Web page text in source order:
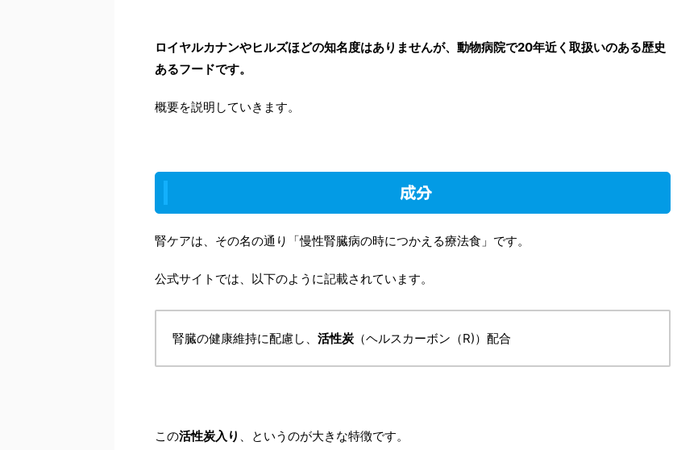
ロイヤルカナンやヒルズほどの知名度はありませんが、動物病院で20年近く取扱いのある歴史
あるフードです。
概要を説明していきます。
成分
腎ケアは、その名の通り「慢性腎臓病の時につかえる療法食」です。
公式サイトでは、以下のように記載されています。
腎臓の健康維持に配慮し、 活性炭 （ヘルスカーボン（R)）配合
この活性炭入り 、というのが大きな特徴です。